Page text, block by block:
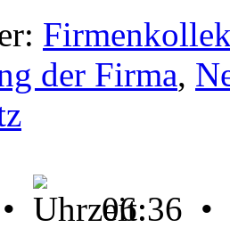
der Firma,
06:36 •